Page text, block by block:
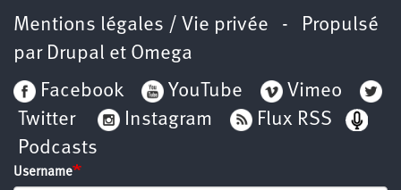
Mentions légales / Vie privée - Propulsé
par Drupal et Omega
Facebook
YouTube
Vimeo
Twitter
Instagram
Flux RSS
Podcasts
Username